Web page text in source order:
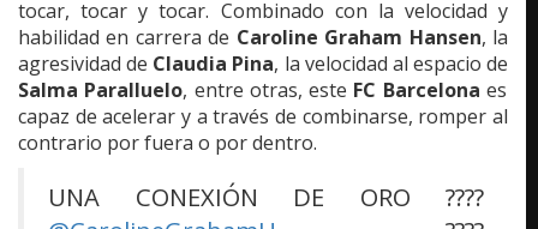
tocar, tocar y tocar. Combinado con la velocidad y
habilidad en carrera de Caroline Graham Hansen, la
agresividad de Claudia Pina, la velocidad al espacio de
Salma Paralluelo, entre otras, este FC Barcelona es
capaz de acelerar y a través de combinarse, romper al
contrario por fuera o por dentro.
UNA CONEXIÓN DE ORO ????